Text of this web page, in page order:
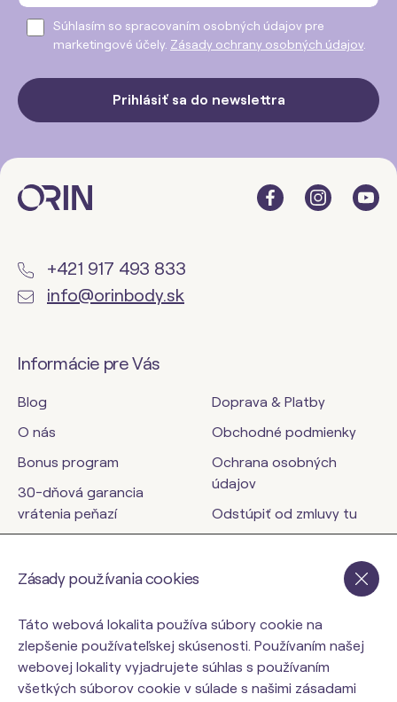
Súhlasím so spracovaním osobných údajov pre
marketingové účely. Zásady ochrany osobných údajov.
Prihlásiť sa do newslettra
+421 917 493 833
info@orinbody.sk
Informácie pre Vás
Blog
O nás
Bonus program
30-dňová garancia
vrátenia peňazí
Doprava & Platby
Obchodné podmienky
Ochrana osobných
údajov
Odstúpiť od zmluvy tu
orinbody.sk
Zásady používania cookies
Táto webová lokalita používa súbory cookie na
zlepšenie používateľskej skúsenosti. Používaním našej
webovej lokality vyjadrujete súhlas s používaním
všetkých súborov cookie v súlade s našimi zásadami